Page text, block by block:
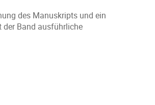
des Manuskripts und ein
der Band ausführliche